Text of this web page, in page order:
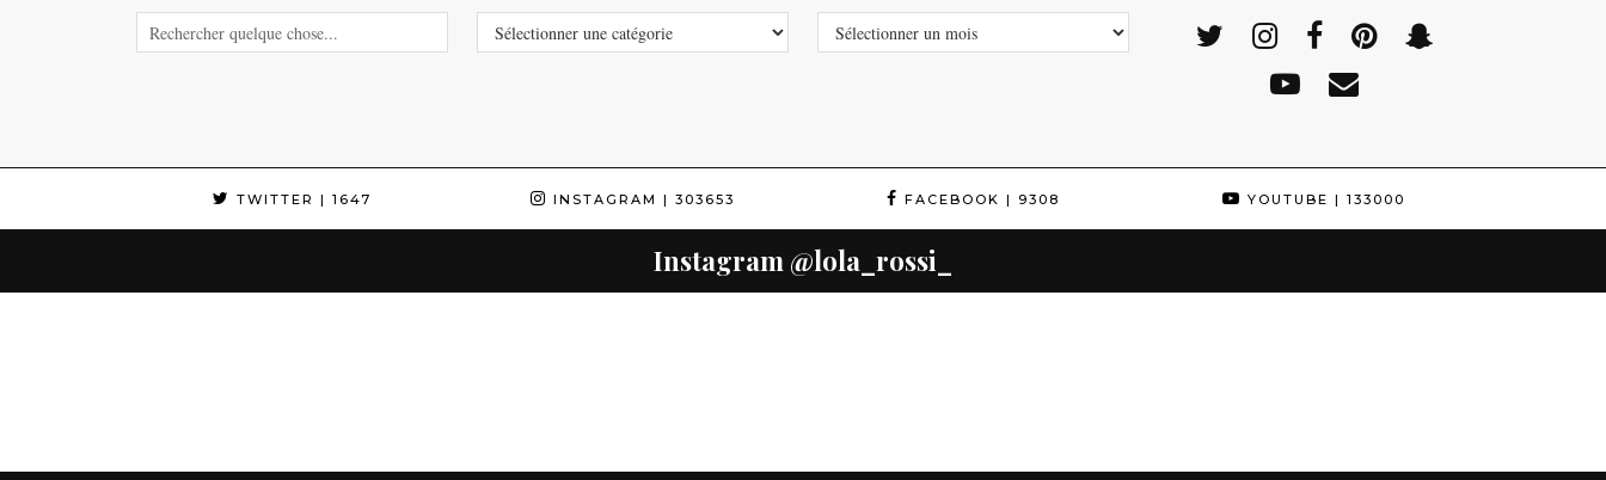
CATEGORIES ARCHIVES
TWITTER | 1647 INSTAGRAM | 303653 FACEBOOK | 9308 YOUTUBE | 133000
Instagram @lola_rossi_